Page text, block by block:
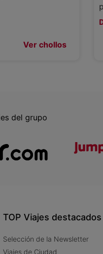
Ver chollos
del grupo
TOP Viajes destacados
Selección de la Newsletter
Viajes de Ciudad